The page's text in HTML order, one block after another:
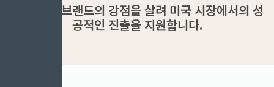
저희는 각 브랜드의 강점을 살려 미국 시장에서의 성
공적인 진출을 지원합니다.